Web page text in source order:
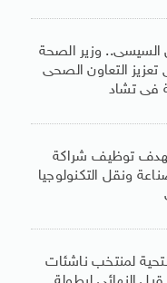
السيسى.. وزير الصحة
التعاون الصحى
فى تشاد
توظيف شراكة
ونقل التكنولوجيا
لمنتخب ناشئات